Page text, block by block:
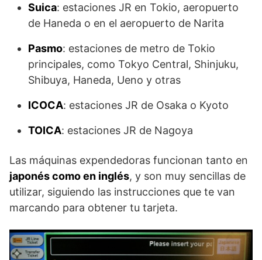
Suica: estaciones JR en Tokio, aeropuerto
de Haneda o en el aeropuerto de Narita
Pasmo: estaciones de metro de Tokio
principales, como Tokyo Central, Shinjuku,
Shibuya, Haneda, Ueno y otras
ICOCA: estaciones JR de Osaka o Kyoto
TOICA: estaciones JR de Nagoya
Las máquinas expendedoras funcionan tanto en
japonés como en inglés, y son muy sencillas de
utilizar, siguiendo las instrucciones que te van
marcando para obtener tu tarjeta.